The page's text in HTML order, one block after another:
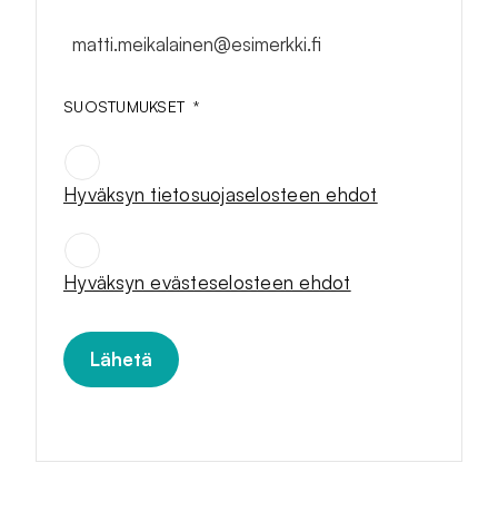
SUOSTUMUKSET *
Hyväksyn tietosuojaselosteen ehdot
SUOSTUMUKSET
Hyväksyn evästeselosteen ehdot